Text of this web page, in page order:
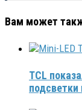
Вам может
TCL